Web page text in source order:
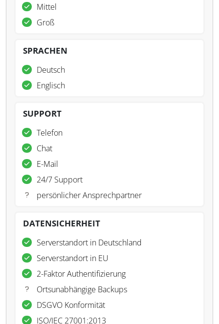
Mittel
Groß
SPRACHEN
Deutsch
Englisch
SUPPORT
Telefon
Chat
E-Mail
24/7 Support
persönlicher Ansprechpartner
DATENSICHERHEIT
Serverstandort in Deutschland
Serverstandort in EU
2-Faktor Authentifizierung
Ortsunabhängige Backups
DSGVO Konformität
ISO/IEC 27001:2013